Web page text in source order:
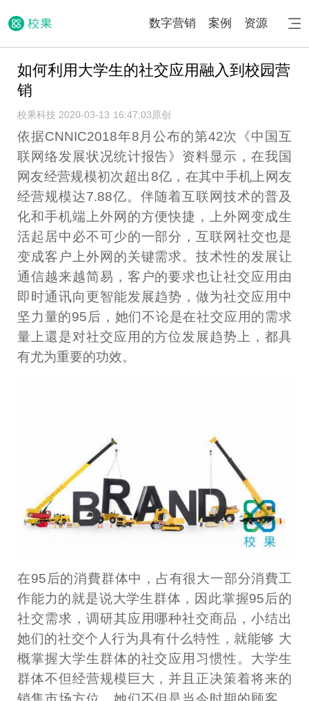
数字营销 案例 资源
如何利用大学生的社交应用融入到校园营
销
校果科技 2020-03-13 16:47:03原创
依据CNNIC2018年8月公布的第42次《中国互
联网络发展状况统计报告》资料显示，在我国
网友经营规模初次超出8亿，在其中手机上网友
经营规模达7.88亿。伴随着互联网技术的普及
化和手机端上外网的方便快捷，上外网变成生
活起居中必不可少的一部分，互联网社交也是
变成客户上外网的关键需求。技术性的发展让
通信越来越简易，客户的要求也让社交应用由
即时通讯向更智能发展趋势，做为社交应用中
坚力量的95后，她们不论是在社交应用的需求
量上還是对社交应用的方位发展趋势上，都具
有尤为重要的功效。
在95后的消費群体中，占有很大一部分消費工
作能力的就是说大学生群体，因此掌握95后的
社交需求，调研其应用哪种社交商品，小结出
她们的社交个人行为具有什么特性，就能够 大
概掌握大学生群体的社交应用习惯性。大学生
群体不但经营规模巨大，并且正决策着将来的